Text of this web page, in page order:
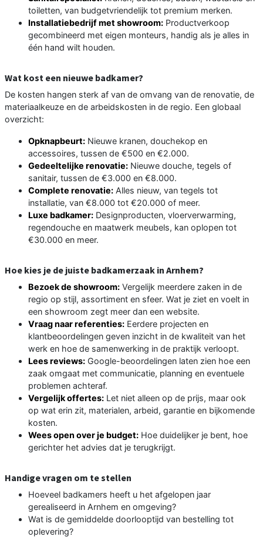
toiletten, van budgetvriendelijk tot premium merken.
Installatiebedrijf met showroom: Productverkoop
gecombineerd met eigen monteurs, handig als je alles in
één hand wilt houden.
Wat kost een nieuwe badkamer?
De kosten hangen sterk af van de omvang van de renovatie, de
materiaalkeuze en de arbeidskosten in de regio. Een globaal
overzicht:
Opknapbeurt: Nieuwe kranen, douchekop en
accessoires, tussen de €500 en €2.000.
Gedeeltelijke renovatie: Nieuwe douche, tegels of
sanitair, tussen de €3.000 en €8.000.
Complete renovatie: Alles nieuw, van tegels tot
installatie, van €8.000 tot €20.000 of meer.
Luxe badkamer: Designproducten, vloerverwarming,
regendouche en maatwerk meubels, kan oplopen tot
€30.000 en meer.
Hoe kies je de juiste badkamerzaak in Arnhem?
Bezoek de showroom: Vergelijk meerdere zaken in de
regio op stijl, assortiment en sfeer. Wat je ziet en voelt in
een showroom zegt meer dan een website.
Vraag naar referenties: Eerdere projecten en
klantbeoordelingen geven inzicht in de kwaliteit van het
werk en hoe de samenwerking in de praktijk verloopt.
Lees reviews: Google-beoordelingen laten zien hoe een
zaak omgaat met communicatie, planning en eventuele
problemen achteraf.
Vergelijk offertes: Let niet alleen op de prijs, maar ook
op wat erin zit, materialen, arbeid, garantie en bijkomende
kosten.
Wees open over je budget: Hoe duidelijker je bent, hoe
gerichter het advies dat je terugkrijgt.
Handige vragen om te stellen
Hoeveel badkamers heeft u het afgelopen jaar
gerealiseerd in Arnhem en omgeving?
Wat is de gemiddelde doorlooptijd van bestelling tot
oplevering?